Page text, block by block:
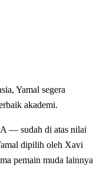
Yamal segera
akademi.
A — sudah di atas nilai
dipilih oleh Xavi
pemain muda lainnya